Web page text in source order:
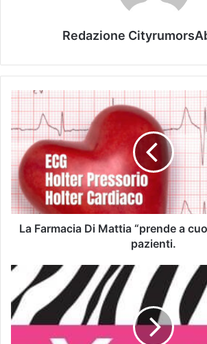
Redazione
La Farmacia Di Mattia “prende a
pazienti.